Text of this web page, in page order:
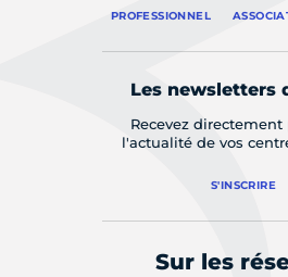
PROFESSIONNEL
Les newsletters
Recevez
l'actualité de vos
S'INSCRIRE
Sur les